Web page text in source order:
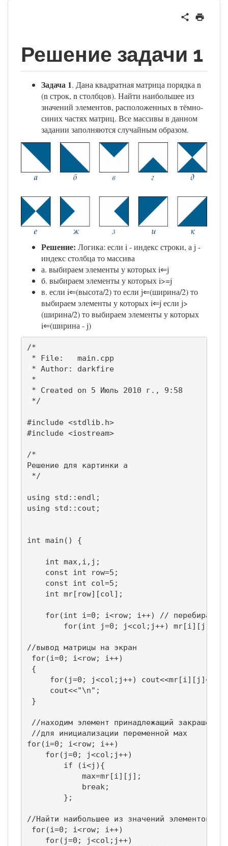
Решение задачи 1
Задача 1. Дана квадратная матрица порядка n
(n строк, n столбцов). Найти наибольшее из
значений элементов, расположенных в тёмно-
синих частях матриц. Все массивы в данном
задании заполняются случайным образом.
Решение: Логика: если i - индекс строки, а j -
индекс столбца то массива
а. выбираем элементы у которых i⇐j
б. выбираем элементы у которых i>=j
в. если i⇐(высота/2) то если j⇐(ширина/2) то
выбираем элементы у которых i⇐j если j>
(ширина/2) то выбираем элементы у которых
i⇐(ширина - j)
/*
* File:   main.cpp
* Author: darkfire
*
* Created on 5 Июль 2010 г., 9:58
*/
#include <stdlib.h>
#include <iostream>
/*
Решение для картинки а
*/
using std::endl;
using std::cout;
int main() {
    int max,i,j;
    const int row=5;
    const int col=5;
    int mr[row][col];
for(int i=0; i<row; i++) // перебираем
//вывод матрицы на экран
for(i=0; i<row; i++)
{
for(j=0; j<col;j++)
     cout<<"\n";
}
//находим элемент принадлежащий
//для инициализации переменной мах
for(i=0; i<row; i++)
    for(j=0; j<col;j++)
        if (i<j){
            max=mr[i][j];
            break;
        };
//Найти наибольшее из значений элементов,
for(i=0; i<row; i++)
    for(j=0; j<col;j++)